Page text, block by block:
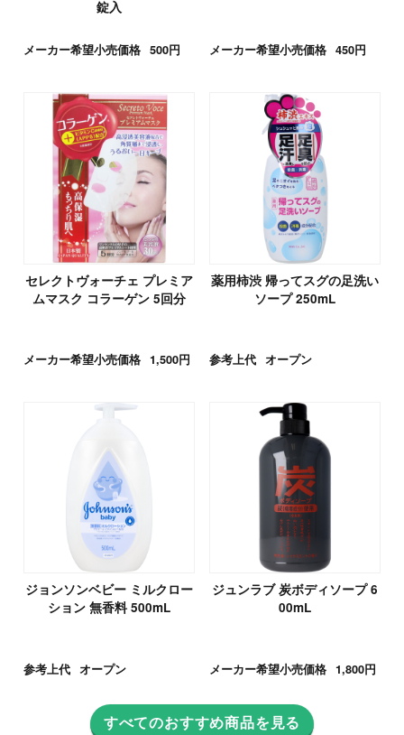
錠入
メーカー希望小売価格 500円 メーカー希望小売価格 450円
セレクトヴォーチェ プレミア
ムマスク コラーゲン 5回分
メーカー希望小売価格 1,500円
薬用柿渋 帰ってスグの足洗い
ソープ 250mL
参考上代 オープン
ジョンソンベビー ミルクロー
ション 無香料 500mL
参考上代 オープン
ジュンラブ 炭ボディソープ 6
00mL
メーカー希望小売価格 1,800円
すべてのおすすめ商品を見る